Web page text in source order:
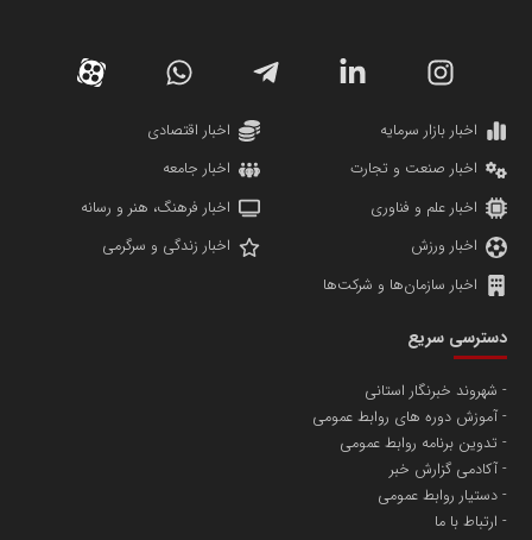
دانشگاه سئوی ایران
پایگاه اطلاع رسانی اعتلای نهادهای مردمی
تامین آهن اسفنجی تولیدکنندگان فولاد در کشور
مریم حاج نوروز نظری
مسعودصادقی
اخبار بازار سرمایه
اخبار اقتصادی
اخبار صنعت و تجارت
اخبار جامعه
اخبار علم و فناوری
اخبار فرهنگ، هنر و رسانه
اخبار ورزش
اخبار زندگی و سرگرمی
اخبار سازمان‌ها و شرکت‌ها
دسترسی سریع
شهروند خبرنگار استانی
آموزش دوره های روابط عمومی
تدوین برنامه روابط عمومی
آکادمی گزارش خبر
دستیار روابط عمومی
ارتباط با ما